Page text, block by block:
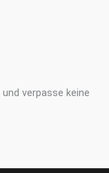
verpasse keine